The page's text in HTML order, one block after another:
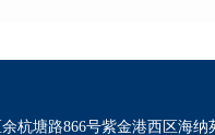
杭塘路866号紫金港西区海纳